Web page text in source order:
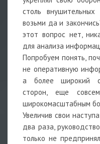
столь
возьми да и
этот вопрос нет,
для анализа
Попробуем понять,
не оперативную
а более широкий
сторон, еще
широкомасштабным
Увеличив свои
два раза,
только не